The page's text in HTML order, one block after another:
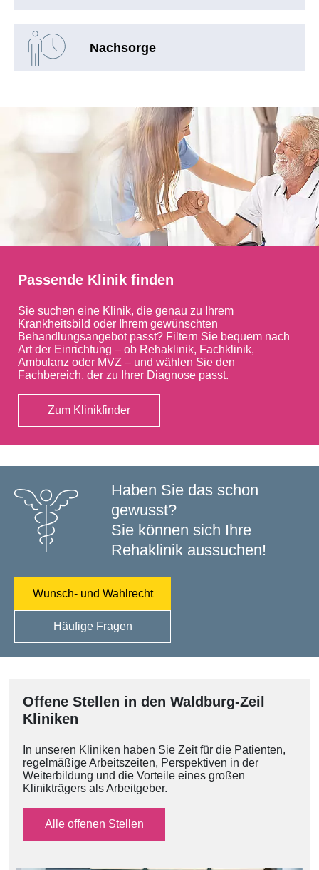
Nachsorge
Passende Klinik finden
Sie suchen eine Klinik, die genau zu Ihrem
Krankheitsbild oder Ihrem gewünschten
Behandlungsangebot passt? Filtern Sie bequem nach
Art der Einrichtung – ob Rehaklinik, Fachklinik,
Ambulanz oder MVZ – und wählen Sie den
Fachbereich, der zu Ihrer Diagnose passt.
Zum Klinikfinder
Haben Sie das schon
gewusst?
Sie können sich Ihre
Rehaklinik aussuchen!
Wunsch- und Wahlrecht
Häufige Fragen
Offene Stellen in den Waldburg-Zeil
Kliniken
In unseren Kliniken haben Sie Zeit für die Patienten,
regelmäßige Arbeitszeiten, Perspektiven in der
Weiterbildung und die Vorteile eines großen
Klinikträgers als Arbeitgeber.
Alle offenen Stellen